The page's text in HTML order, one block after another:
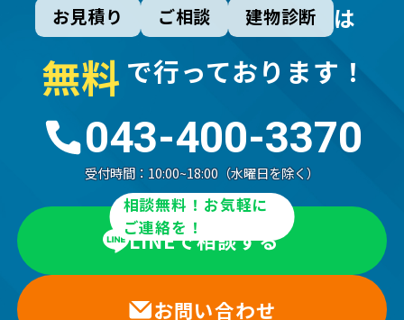
お見積り ご相談 建物診断 は
無料 で行っております！
043-400-3370
受付時間： 10:00~18:00（水曜日を除く）
相談無料！お気軽に
ご連絡を！
LINEで相談する
お問い合わせ